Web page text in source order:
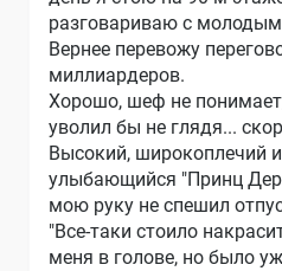
разговариваю с
Вернее перевожу
миллиардеров.
Хорошо, шеф не
уволил бы не глядя...
Высокий, широкоплечий
улыбающийся "Принц
мою руку не спешил
"Все-таки стоило
меня в голове, но было